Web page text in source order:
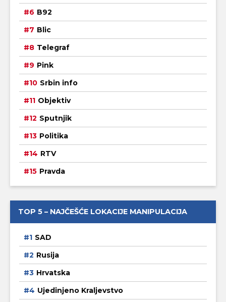
B92
Blic
Telegraf
Pink
Srbin info
Objektiv
Sputnjik
Politika
RTV
Pravda
TOP 5 – NAJČEŠĆE LOKACIJE MANIPULACIJA
SAD
Rusija
Hrvatska
Ujedinjeno Kraljevstvo